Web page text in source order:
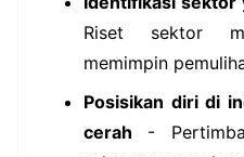
Riset sektor
memimpin
Posisikan diri di
cerah -